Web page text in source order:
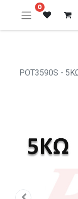
0
POT3590S -